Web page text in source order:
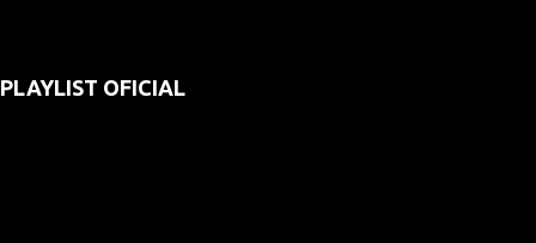
PLAYLIST OFICIAL